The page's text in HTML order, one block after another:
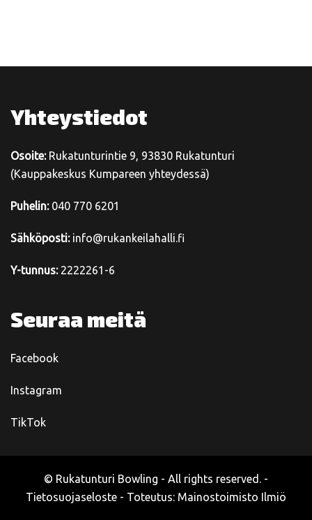
Yhteystiedot
Osoite: Rukatunturintie 9, 93830 Rukatunturi
(Kauppakeskus Kumpareen yhteydessä)
Puhelin:040 770 6201
Sähköposti:info@rukankeilahalli.fi
Y-tunnus:2222261-6
Seuraa meitä
Facebook
Instagram
TikTok
© Rukatunturi Bowling - All rights reserved. -
Tietosuojaseloste - Toteutus: Mainostoimisto Ilmiö